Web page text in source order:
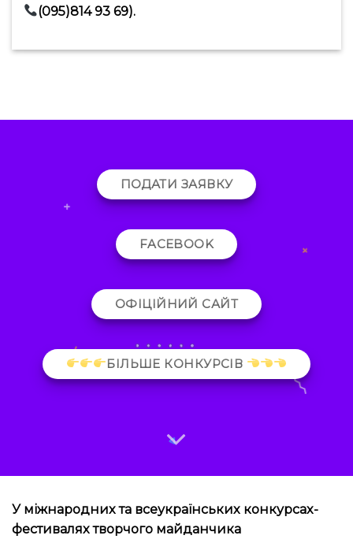
(095)814 93 69).
ПОДАТИ ЗАЯВКУ
FACEBOOK
ОФІЦІЙНИЙ САЙТ
БІЛЬШЕ КОНКУРСІВ
У міжнародних та всеукраїнських конкурсах-
фестивалях творчого майданчика